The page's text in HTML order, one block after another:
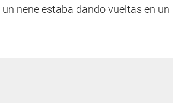
nene estaba dando vueltas en un